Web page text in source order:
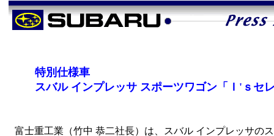
特別仕様車
スバル インプレッサ スポーツワゴン「Ｉ'ｓセ
富士重工業（竹中 恭二社長）は、スバル インプレッサの